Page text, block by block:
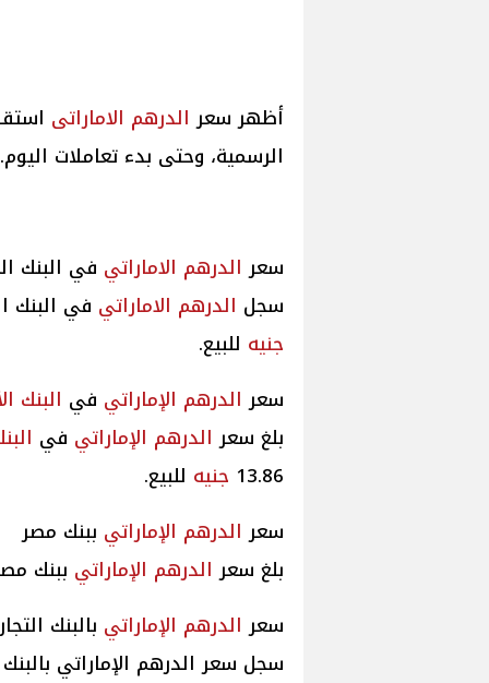
أظهر سعر الدرهم الاماراتى
الرسمية، وحتى بدء تعاملات اليوم.
سعر الدرهم الاماراتي في البنك
سجل الدرهم الاماراتي في البنك
جنيه للبيع.
سعر الدرهم الإماراتي في البنك
بلغ سعر الدرهم الإماراتي في
13.86 جنيه للبيع.
سعر الدرهم الإماراتي ببنك مصر
بلغ سعر الدرهم الإماراتي ببنك مصر
سعر الدرهم الإماراتي بالبنك
سجل سعر الدرهم الإماراتي بالبنك